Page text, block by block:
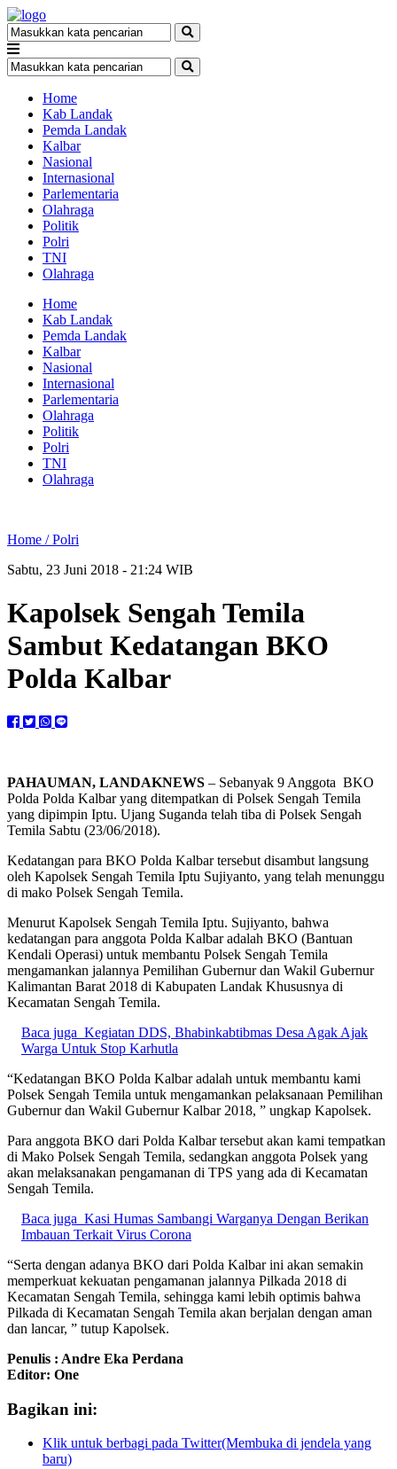
Home
Kab Landak
Pemda Landak
Kalbar
Nasional
Internasional
Parlementaria
Olahraga
Politik
Polri
TNI
Olahraga
Home
Kab Landak
Pemda Landak
Kalbar
Nasional
Internasional
Parlementaria
Olahraga
Politik
Polri
TNI
Olahraga
Home /Polri
Sabtu, 23 Juni 2018 - 21:24 WIB
Kapolsek Sengah Temila
Sambut Kedatangan BKO
Polda Kalbar
PAHAUMAN, LANDAKNEWS – Sebanyak 9 Anggota BKO
Polda Polda Kalbar yang ditempatkan di Polsek Sengah Temila
yang dipimpin Iptu. Ujang Suganda telah tiba di Polsek Sengah
Temila Sabtu (23/06/2018).
Kedatangan para BKO Polda Kalbar tersebut disambut langsung
oleh Kapolsek Sengah Temila Iptu Sujiyanto, yang telah menunggu
di mako Polsek Sengah Temila.
Menurut Kapolsek Sengah Temila Iptu. Sujiyanto, bahwa
kedatangan para anggota Polda Kalbar adalah BKO (Bantuan
Kendali Operasi) untuk membantu Polsek Sengah Temila
mengamankan jalannya Pemilihan Gubernur dan Wakil Gubernur
Kalimantan Barat 2018 di Kabupaten Landak Khususnya di
Kecamatan Sengah Temila.
Baca juga Kegiatan DDS, Bhabinkabtibmas Desa Agak Ajak
Warga Untuk Stop Karhutla
“Kedatangan BKO Polda Kalbar adalah untuk membantu kami
Polsek Sengah Temila untuk mengamankan pelaksanaan Pemilihan
Gubernur dan Wakil Gubernur Kalbar 2018, ” ungkap Kapolsek.
Para anggota BKO dari Polda Kalbar tersebut akan kami tempatkan
di Mako Polsek Sengah Temila, sedangkan anggota Polsek yang
akan melaksanakan pengamanan di TPS yang ada di Kecamatan
Sengah Temila.
Baca juga Kasi Humas Sambangi Warganya Dengan Berikan
Imbauan Terkait Virus Corona
“Serta dengan adanya BKO dari Polda Kalbar ini akan semakin
memperkuat kekuatan pengamanan jalannya Pilkada 2018 di
Kecamatan Sengah Temila, sehingga kami lebih optimis bahwa
Pilkada di Kecamatan Sengah Temila akan berjalan dengan aman
dan lancar, ” tutup Kapolsek.
Penulis : Andre Eka Perdana
Editor: One
Bagikan ini:
Klik untuk berbagi pada Twitter(Membuka di jendela yang
baru)